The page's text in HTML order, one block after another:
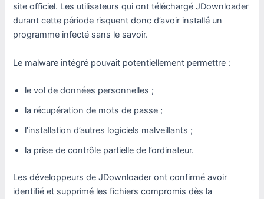
site officiel. Les utilisateurs qui ont téléchargé JDownloader
durant cette période risquent donc d’avoir installé un
programme infecté sans le savoir.
Le malware intégré pouvait potentiellement permettre :
le vol de données personnelles ;
la récupération de mots de passe ;
l’installation d’autres logiciels malveillants ;
la prise de contrôle partielle de l’ordinateur.
Les développeurs de JDownloader ont confirmé avoir
identifié et supprimé les fichiers compromis dès la